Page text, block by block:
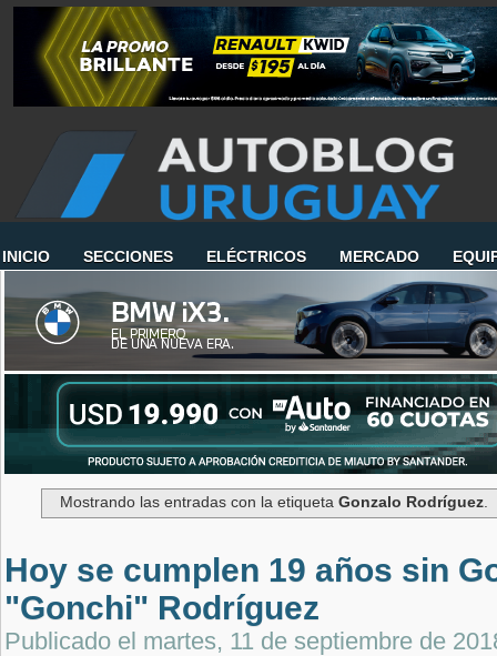
INICIO SECCIONES ELÉCTRICOS MERCADO
Mostrando las entradas con la etiqueta Gonzalo Rodríguez.
Hoy se cumplen 19 años sin
"Gonchi" Rodríguez
Publicado el martes, 11 de septiembre de